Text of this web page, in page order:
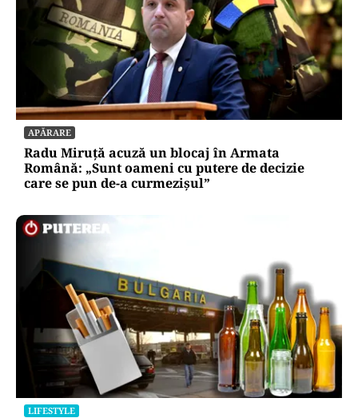
APĂRARE
Radu Miruță acuză un blocaj în Armata
Română: „Sunt oameni cu putere de decizie
care se pun de-a curmezișul”
LIFESTYLE